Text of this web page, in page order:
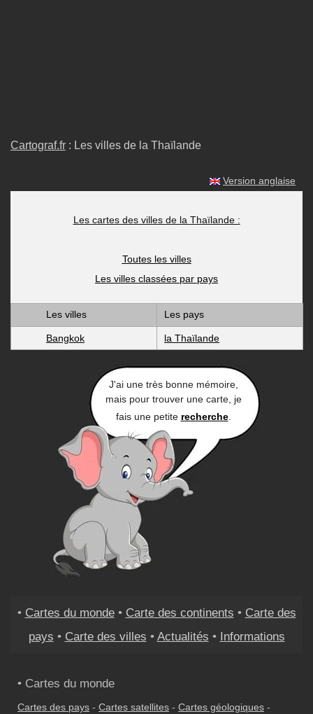
Cartograf.fr : Les villes de la Thaïlande
Version anglaise
Les cartes des villes de la Thaïlande :
Toutes les villes
Les villes classées par pays
Les villes Les pays
Bangkok la Thaïlande
J'ai une très bonne mémoire,
mais pour trouver une carte, je
fais une petite recherche.
• Cartes du monde• Carte des continents • Carte des
pays • Carte des villes • Actualités • Informations
• Cartes du monde
Cartes des pays - Cartes satellites - Cartes géologiques -